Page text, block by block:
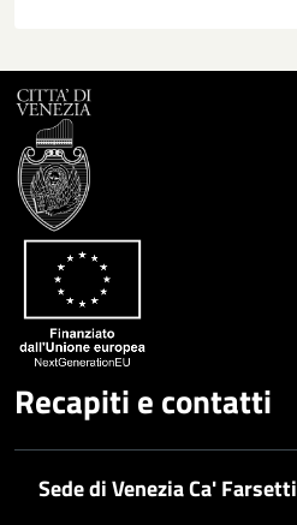
Recapiti e contatti
Sede di Venezia Ca' Farsetti